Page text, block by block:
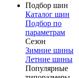
Подбор шин
Каталог шин
Подбор по
параметрам
Сезон
Зимние шины
Летние шины
Популярные